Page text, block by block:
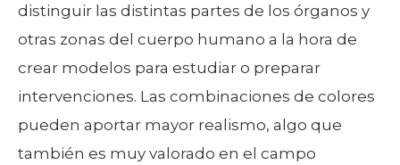
distinguir las distintas partes de los órganos y
otras zonas del cuerpo humano a la hora de
crear modelos para estudiar o preparar
intervenciones. Las combinaciones de colores
pueden aportar mayor realismo, algo que
también es muy valorado en el campo